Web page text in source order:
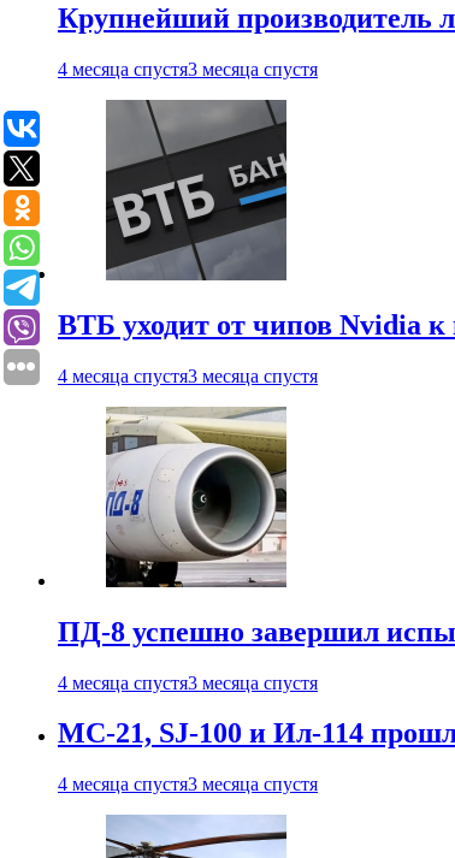
Крупнейший производитель
4 месяца спустя3 месяца спустя
ВТБ уходит от чипов Nvidia
4 месяца спустя3 месяца спустя
ПД-8 успешно завершил
4 месяца спустя3 месяца спустя
МС-21, SJ-100 и Ил-114
4 месяца спустя3 месяца спустя